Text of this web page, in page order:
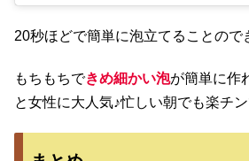
20秒ほどで簡単に泡立てることので
もちもちできめ細かい泡が簡単に作
と女性に大人気♪忙しい朝でも楽チン